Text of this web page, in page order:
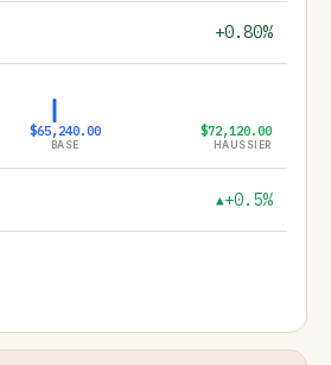
+0.80%
$65,240.00
BASE
$72,120.00
HAUSSIER
▲+0.5%